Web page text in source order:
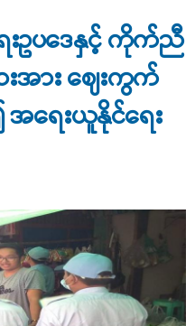
သုံးသူအခွင့်အရေးတစ်ရပ် (သို့မဟုတ် )
ည့်စုံမှန်ကန်စွာ သိရှိခွင့်
ဥပဒေနှင့် ကိုက်ညီ
အား ဈေးကွက်
ရေးယူနိုင်ရေး